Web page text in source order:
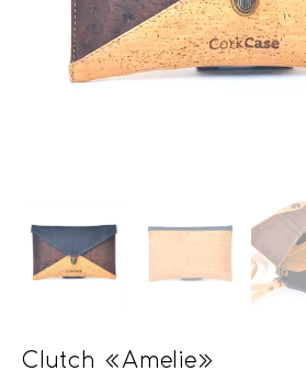
Clutch «Amelie»